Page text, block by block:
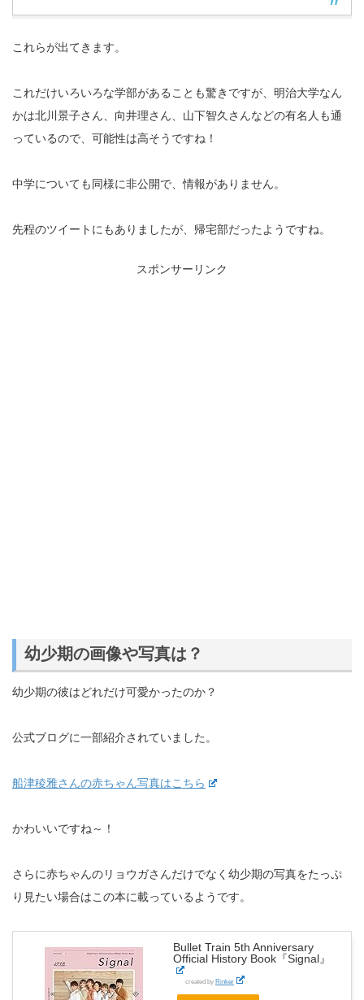
これらが出てきます。
これだけいろいろな学部があることも驚きですが、明治大学なん
かは北川景子さん、向井理さん、山下智久さんなどの有名人も通
っているので、可能性は高そうですね！
中学についても同様に非公開で、情報がありません。
先程のツイートにもありましたが、帰宅部だったようですね。
スポンサーリンク
幼少期の画像や写真は？
幼少期の彼はどれだけ可愛かったのか？
公式ブログに一部紹介されていました。
船津稜雅さんの赤ちゃん写真はこちら
かわいいですね～！
さらに赤ちゃんのリョウガさんだけでなく幼少期の写真をたっぷ
り見たい場合はこの本に載っているようです。
Bullet Train 5th Anniversary
Official History Book『Signal』
created by Rinker